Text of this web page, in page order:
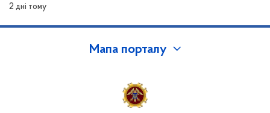
2 дні тому
Мапа порталу